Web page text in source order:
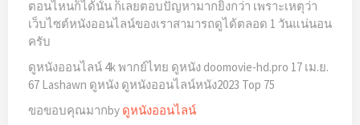
ตอนไหนก็ได้นั้น ก็เลยตอบปัญหามากยิ่งกว่า เพราะเหตุว่า
เว็บไซต์หนังออนไลน์ของเราสามารถดูได้ตลอด 1 วันแน่นอน
ครับ
ดูหนังออนไลน์ 4k พากย์ไทย ดูหนัง doomovie-hd.pro 17 เม.ย.
67 Lashawn ดูหนัง ดูหนังออนไลน์หนัง2023 Top 75
ขอขอบคุณมากby ดูหนังออนไลน์